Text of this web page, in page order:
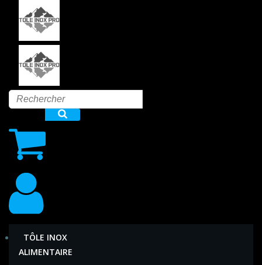
contenu
TÔLE INOX
ALIMENTAIRE